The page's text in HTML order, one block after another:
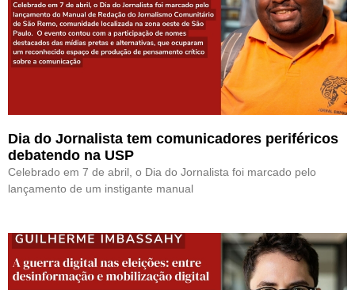
Dia do Jornalista tem comunicadores periféricos
debatendo na USP
Celebrado em 7 de abril, o Dia do Jornalista foi marcado pelo
lançamento de um instigante manual